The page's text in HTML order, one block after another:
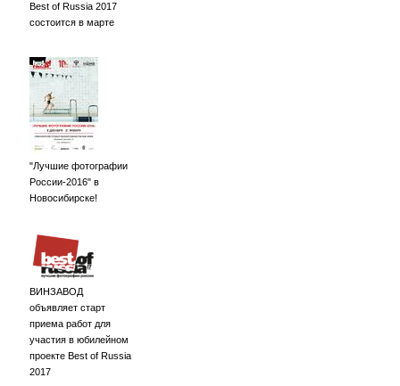
Best of Russia 2017
состоится в марте
"Лучшие фотографии
России-2016" в
Новосибирске!
ВИНЗАВОД
объявляет старт
приема работ для
участия в юбилейном
проекте Best of Russia
2017